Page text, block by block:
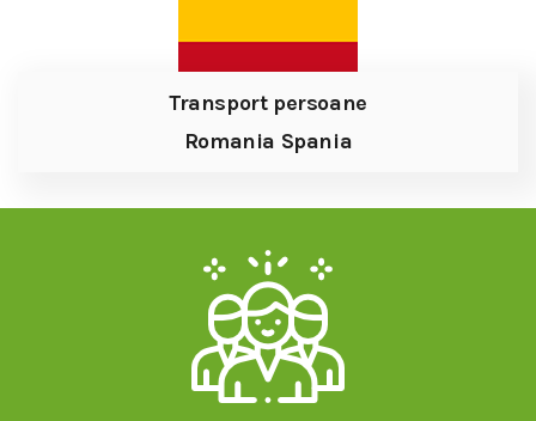
Transport persoane
Romania Spania